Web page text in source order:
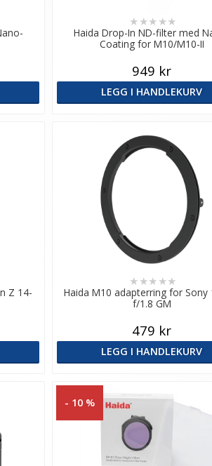
Haida Drop-In ND-filter med
Coating for M10/M10-II
★ ★★ ★★
949 kr
LEGG I HANDLEKURV
Z 14-
Haida M10 adapterring for Sony
f/1.8 GM
★ ★★ ★★
479 kr
LEGG I HANDLEKURV
- 10 %